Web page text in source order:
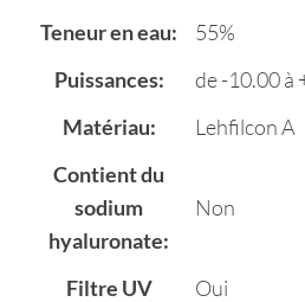
Teneur en eau:
55%
Puissances:
de -10.00 à
Matériau:
Lehfilcon A
Contient du
sodium
hyaluronate:
Non
Filtre UV Oui